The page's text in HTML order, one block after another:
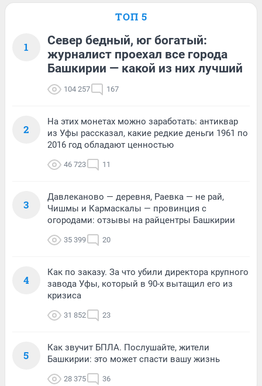
ТОП 5
1
Север бедный, юг богатый:
журналист проехал все города
Башкирии — какой из них лучший
104 257 167
2
На этих монетах можно заработать: антиквар
из Уфы рассказал, какие редкие деньги 1961 по
2016 год обладают ценностью
46 723 11
3
Давлеканово — деревня, Раевка — не рай,
Чишмы и Кармаскалы — провинция с
огородами: отзывы на райцентры Башкирии
35 399 20
4
Как по заказу. За что убили директора крупного
завода Уфы, который в 90-х вытащил его из
кризиса
31 852 23
5
Как звучит БПЛА. Послушайте, жители
Башкирии: это может спасти вашу жизнь
28 375 36